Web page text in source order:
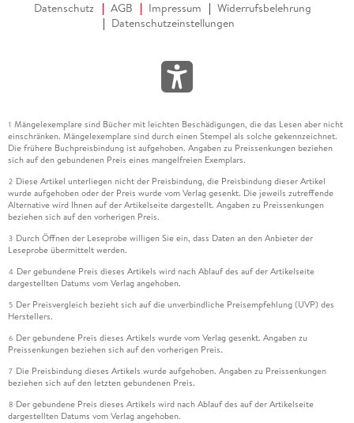
Datenschutz AGB Impressum
Widerrufsbelehrung
Datenschutzeinstellungen
1 Mängelexemplare sind Bücher mit leichten Beschädigungen, die das Lesen aber nicht
einschränken. Mängelexemplare sind durch einen Stempel als solche gekennzeichnet.
Die frühere Buchpreisbindung ist aufgehoben. Angaben zu Preissenkungen beziehen
sich auf den gebundenen Preis eines mangelfreien Exemplars.
2 Diese Artikel unterliegen nicht der Preisbindung, die Preisbindung dieser Artikel
wurde aufgehoben oder der Preis wurde vom Verlag gesenkt. Die jeweils zutreffende
Alternative wird Ihnen auf der Artikelseite dargestellt. Angaben zu Preissenkungen
beziehen sich auf den vorherigen Preis.
3 Durch Öffnen der Leseprobe willigen Sie ein, dass Daten an den Anbieter der
Leseprobe übermittelt werden.
4 Der gebundene Preis dieses Artikels wird nach Ablauf des auf der Artikelseite
dargestellten Datums vom Verlag angehoben.
5 Der Preisvergleich bezieht sich auf die unverbindliche Preisempfehlung (UVP) des
Herstellers.
6 Der gebundene Preis dieses Artikels wurde vom Verlag gesenkt. Angaben zu
Preissenkungen beziehen sich auf den vorherigen Preis.
7 Die Preisbindung dieses Artikels wurde aufgehoben. Angaben zu Preissenkungen
beziehen sich auf den letzten gebundenen Preis.
8 Der gebundene Preis dieses Artikels wird nach Ablauf des auf der Artikelseite
dargestellten Datums vom Verlag angehoben.